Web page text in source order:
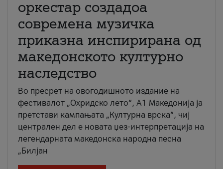
оркестар создадоа
современа музичка
приказна инспирирана од
македонското културно
наследство
Во пресрет на овогодишното издание на
фестивалот „Охридско лето“, А1 Македонија ја
претстави кампањата „Културна врска“, чиј
централен дел е новата џез-интерпретација на
легендарната македонска народна песна
„Билјан